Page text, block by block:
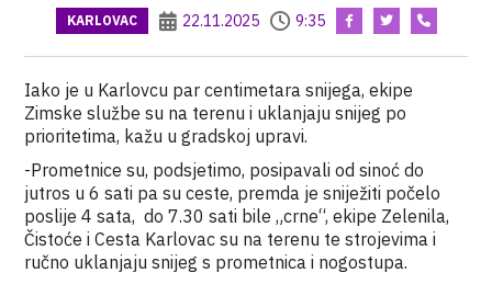
KARLOVAC 22.11.2025 9:35
Iako je u Karlovcu par centimetara snijega, ekipe
Zimske službe su na terenu i uklanjaju snijeg po
prioritetima, kažu u gradskoj upravi.
-Prometnice su, podsjetimo, posipavali od sinoć do
jutros u 6 sati pa su ceste, premda je sniježiti počelo
poslije 4 sata, do 7.30 sati bile „crne“, ekipe Zelenila,
Čistoće i Cesta Karlovac su na terenu te strojevima i
ručno uklanjaju snijeg s prometnica i nogostupa.